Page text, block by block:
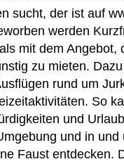
sucht, der ist auf
werden
mit dem Angebot,
zu mieten.
rund um
So
und
und in und
Faust entdecken.